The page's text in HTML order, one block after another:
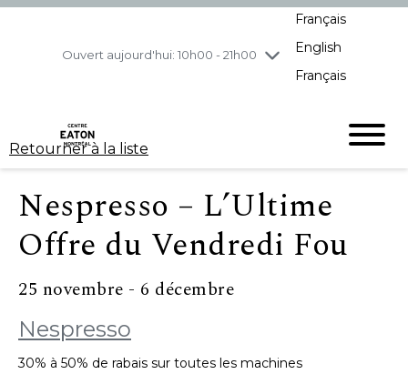
Ouvert aujourd'hui: 10h00 - 21h00
vendredi8/7
10h00 - 21h00
Français
English
Français
Retourner à la liste
Nespresso – L’Ultime
Offre du Vendredi Fou
25 novembre - 6 décembre
Nespresso
30% à 50% de rabais sur toutes les machines